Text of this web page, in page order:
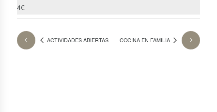
4€
ACTIVIDADES ABIERTAS COCINA EN FAMILIA